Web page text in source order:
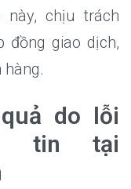
này, chịu trách
đồng giao dịch,
hàng.
do lỗi
tin tại